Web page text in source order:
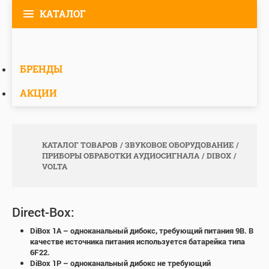
КАТАЛОГ
БРЕНДЫ
АКЦИИ
КАТАЛОГ ТОВАРОВ
ЗВУКОВОЕ ОБОРУДОВАНИЕ
ПРИБОРЫ ОБРАБОТКИ АУДИОСИГНАЛА
DIBOX
VOLTA
Direct-Box:
DiBox 1A – одноканальный дибокс, требующий питания 9В. В
качестве источника питания используется батарейка типа
6F22.
DiBox 1P – одноканальный дибокс не требующий